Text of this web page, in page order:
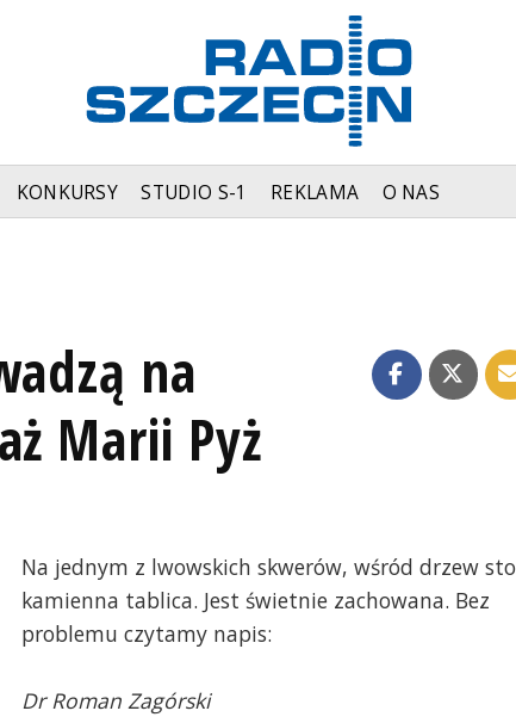
KONKURSY STUDIO S-1 REKLAMA O NAS
na
Marii Pyż
Na jednym z lwowskich skwerów, wśród drzew
kamienna tablica. Jest świetnie zachowana. Bez
problemu czytamy napis:
Dr Roman Zagórski